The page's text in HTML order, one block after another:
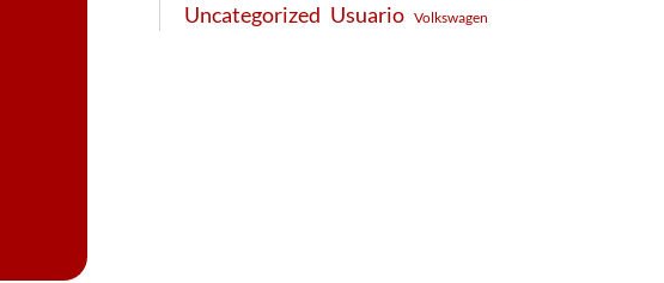
Uncategorized Usuario Volkswagen